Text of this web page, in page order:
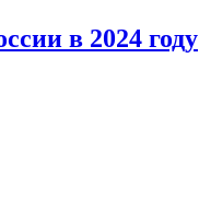
в 2024 году